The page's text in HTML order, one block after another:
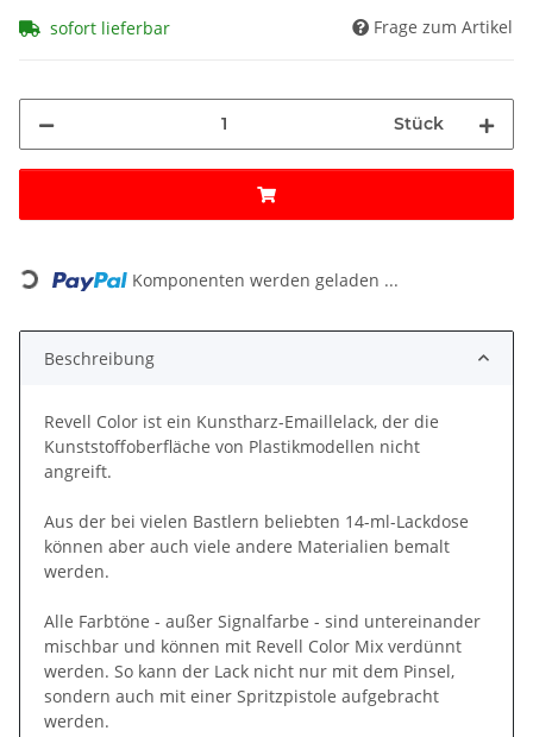
sofort lieferbar Frage zum Artikel
Stück
Loading... Komponenten werden geladen ...
Beschreibung
Revell Color ist ein Kunstharz-Emaillelack, der die
Kunststoffoberfläche von Plastikmodellen nicht
angreift.
Aus der bei vielen Bastlern beliebten 14-ml-Lackdose
können aber auch viele andere Materialien bemalt
werden.
Alle Farbtöne - außer Signalfarbe - sind untereinander
mischbar und können mit Revell Color Mix verdünnt
werden. So kann der Lack nicht nur mit dem Pinsel,
sondern auch mit einer Spritzpistole aufgebracht
werden.